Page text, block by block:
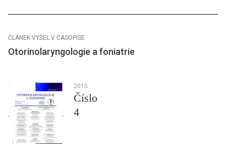
ČLÁNEK VYŠEL V ČASOPISE
Otorinolaryngologie a foniatrie
2015
Číslo
4